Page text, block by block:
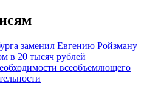
заменил Евгению Ройзману
в 20 тысяч рублей
всеобъемлющего